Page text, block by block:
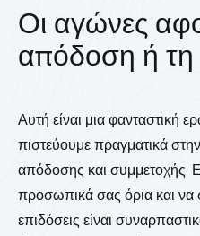
Οι αγώνες
απόδοση ή τη
Αυτή είναι μια φανταστική
πιστεύουμε πραγματικά
απόδοσης και συμμετοχής.
προσωπικά σας όρια και να
επιδόσεις είναι